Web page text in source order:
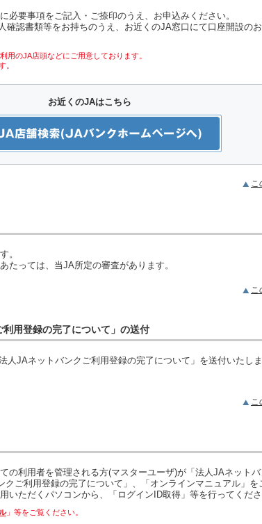
必要事項をご記入・ご捺印のうえ、お申込みください。
確認書類等をお持ちのうえ、お近くのJA窓口にて口座開設の
のJA店頭などにご用意しております。
。
お近くのJAはこちら
こ
。
たっては、当JA所定の審査があります。
こ
用登録の完了について」の送付
人JAネットバンクご利用登録の完了について」を送付いたしま
こ
の利用者を管理される方(マスターユーザ)が「法人JAネット
クご利用登録の完了について」、「オンラインマニュアル」を
いただくパソコンから、「ログインID取得」等を行ってくださ
」等をご覧ください。